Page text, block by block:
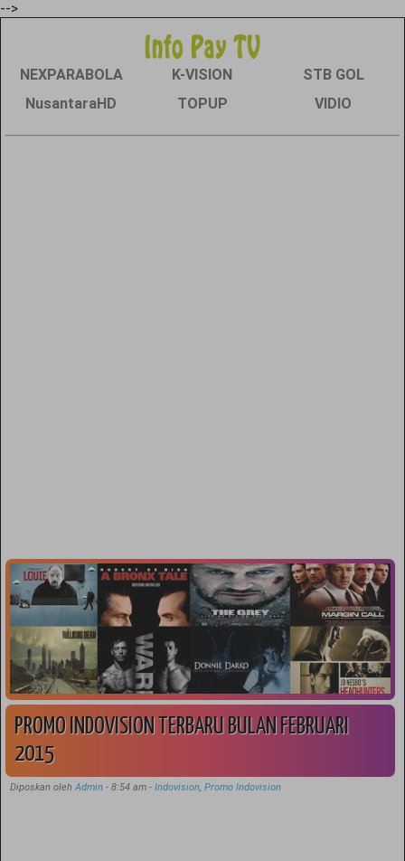
-->
NEXPARABOLA K-VISION
STB GOL
NusantaraHD
TOPUP VIDIO
PROMO INDOVISION TERBARU BULAN FEBRUARI
2015
Diposkan olehAdmin - 8:54 am- Indovision,Promo Indovision